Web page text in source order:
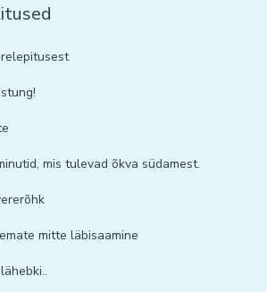
mis tulevad õkva südamest.
mitte läbisaamine